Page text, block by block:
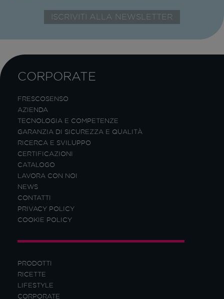
PRODOTTI
RICETTE
LIFESTYLE
CORPORATE
CORPORATE
FRESCOSENSO
AZIENDA
TECNOLOGIA E COMPETENZE
GARANZIA DI SICUREZZA E QUALITÀ
RICERCA E SVILUPPO
CERTIFICAZIONI
CATALOGO
LAVORA CON NOI
NEWS
CONTATTI
PRIVACY POLICY
COOKIE POLICY